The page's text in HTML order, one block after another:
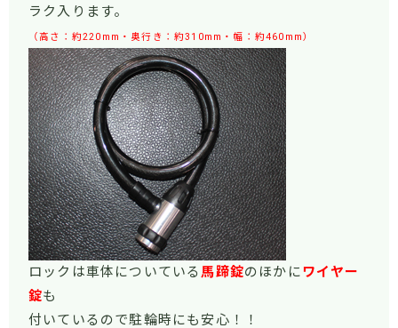
ラク入ります。
（高さ：約220mm・奥行き：約310mm・幅：約460mm）
ロックは車体についている 馬蹄錠のほかにワイヤー
錠も
付いているので駐輪時にも安心！！